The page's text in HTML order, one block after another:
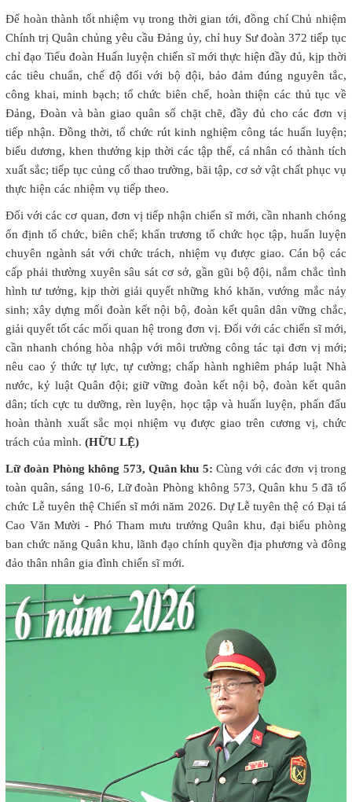
Để hoàn thành tốt nhiệm vụ trong thời gian tới, đồng chí Chủ nhiệm
Chính trị Quân chủng yêu cầu Đảng ủy, chỉ huy Sư đoàn 372 tiếp tục
chỉ đạo Tiểu đoàn Huấn luyện chiến sĩ mới thực hiện đầy đủ, kịp thời
các tiêu chuẩn, chế độ đối với bộ đội, bảo đảm đúng nguyên tắc,
công khai, minh bạch; tổ chức biên chế, hoàn thiện các thủ tục về
Đảng, Đoàn và bàn giao quân số chặt chẽ, đầy đủ cho các đơn vị
tiếp nhận. Đồng thời, tổ chức rút kinh nghiệm công tác huấn luyện;
biểu dương, khen thưởng kịp thời các tập thể, cá nhân có thành tích
xuất sắc; tiếp tục củng cố thao trường, bãi tập, cơ sở vật chất phục vụ
thực hiện các nhiệm vụ tiếp theo.
Đối với các cơ quan, đơn vị tiếp nhận chiến sĩ mới, cần nhanh chóng
ổn định tổ chức, biên chế; khẩn trương tổ chức học tập, huấn luyện
chuyên ngành sát với chức trách, nhiệm vụ được giao. Cán bộ các
cấp phải thường xuyên sâu sát cơ sở, gần gũi bộ đội, nắm chắc tình
hình tư tưởng, kịp thời giải quyết những khó khăn, vướng mắc nảy
sinh; xây dựng mối đoàn kết nội bộ, đoàn kết quân dân vững chắc,
giải quyết tốt các mối quan hệ trong đơn vị. Đối với các chiến sĩ mới,
cần nhanh chóng hòa nhập với môi trường công tác tại đơn vị mới;
nêu cao ý thức tự lực, tự cường; chấp hành nghiêm pháp luật Nhà
nước, kỷ luật Quân đội; giữ vững đoàn kết nội bộ, đoàn kết quân
dân; tích cực tu dưỡng, rèn luyện, học tập và huấn luyện, phấn đấu
hoàn thành xuất sắc mọi nhiệm vụ được giao trên cương vị, chức
trách của mình. (HỮU LỆ)
Lữ đoàn Phòng không 573, Quân khu 5: Cùng với các đơn vị trong
toàn quân, sáng 10-6, Lữ đoàn Phòng không 573, Quân khu 5 đã tổ
chức Lễ tuyên thệ Chiến sĩ mới năm 2026. Dự Lễ tuyên thệ có Đại tá
Cao Văn Mười - Phó Tham mưu trưởng Quân khu, đại biểu phòng
ban chức năng Quân khu, lãnh đạo chính quyền địa phương và đông
đảo thân nhân gia đình chiến sĩ mới.